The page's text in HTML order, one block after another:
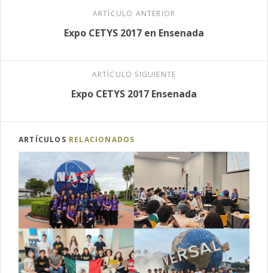
ARTÍCULO ANTERIOR
Expo CETYS 2017 en Ensenada
ARTÍCULO SIGUIENTE
Expo CETYS 2017 Ensenada
ARTÍCULOS RELACIONADOS